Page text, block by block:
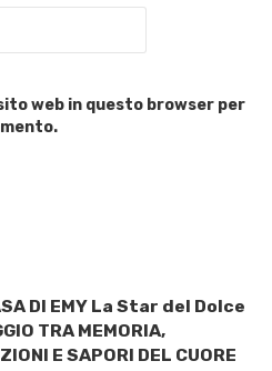
web in questo browser per
DI EMY La Star del Dolce
TRA MEMORIA,
E SAPORI DEL CUORE